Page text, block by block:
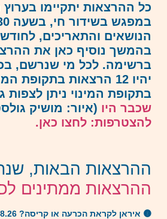
כל ההרצאות יתקיימו
הנושאים והתאריכים,
בהמשך נוסיף כאן את
ברשימה. לכל מי שנרשם,
יהיו 12 הרצאות בתקופת
בתקופת המינוי ניתן לצפות
שכבר היו(איור: מושיק
להצטרפות: לחצו כאן.
ההרצאות הבאות, שנת
ההרצאות ממתינים
🟡 איראן לקראת הכרעה או קריסה? 3.8.26